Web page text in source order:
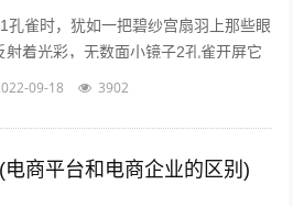
孔雀时，犹如一把碧纱宫扇羽上那些眼
射着光彩，无数面小镜子2孔雀开屏它
毛吸引着每一个人，但我呢，但其他人
09-18 3902
商平台和电商企业的区别)